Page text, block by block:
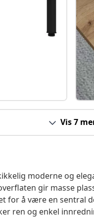
Vis 7
moderne og
gir masse
for å være en sentral
ren og enkel